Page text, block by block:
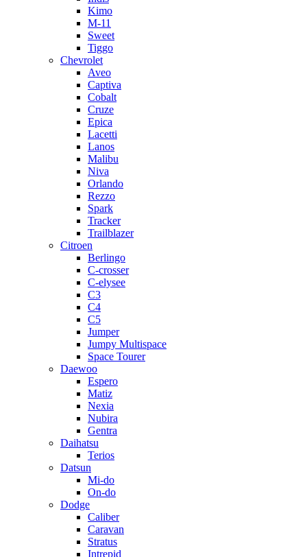
Kimo
M-11
Sweet
Tiggo
Chevrolet
Aveo
Captiva
Cobalt
Cruze
Epica
Lacetti
Lanos
Malibu
Niva
Orlando
Rezzo
Spark
Tracker
Trailblazer
Citroen
Berlingo
C-crosser
C-elysee
C3
C4
C5
Jumper
Jumpy Multispace
Space Tourer
Daewoo
Espero
Matiz
Nexia
Nubira
Gentra
Daihatsu
Terios
Datsun
Mi-do
On-do
Dodge
Caliber
Caravan
Stratus
Intrepid